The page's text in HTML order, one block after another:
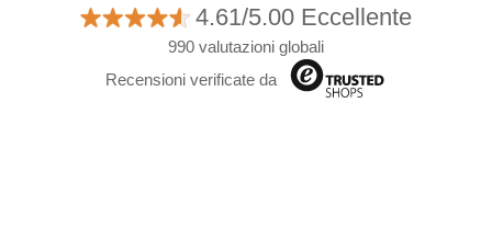
4.61/5.00 Eccellente
990 valutazioni globali
Recensioni verificate da